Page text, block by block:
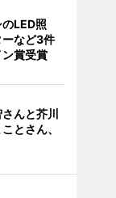
LED照
など3件
賞受賞
んと芥川
とさん、